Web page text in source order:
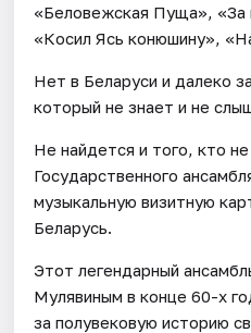
«Беловежская Пуща», «За
«Косил Ясь конюшину»,
Нет в Беларуси и далеко
который не знает и не
Не найдется и того, кто
Государственного
музыкальную визитную
Беларусь.
Этот легендарный
Мулявиным в конце 60-х
за полувековую историю